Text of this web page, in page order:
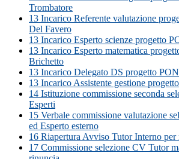
Trombatore
13 Incarico Referente valutazione
Del Favero
13 Incarico Esperto scienze progetto
13 Incarico Esperto matematica
Brichetto
13 Incarico Delegato DS progetto
13 Incarico Assistente gestione
14 Istituzione commissione seconda
Esperti
15 Verbale commissione valutazione
ed Esperto esterno
16 Riapertura Avviso Tutor Interno per
17 Commissione selezione CV Tutor